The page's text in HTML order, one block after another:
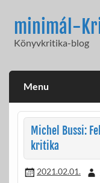
contentminimál-
Könyvkritika-blog
Menu
Michel Bussi:
kritika
2021.02.01.